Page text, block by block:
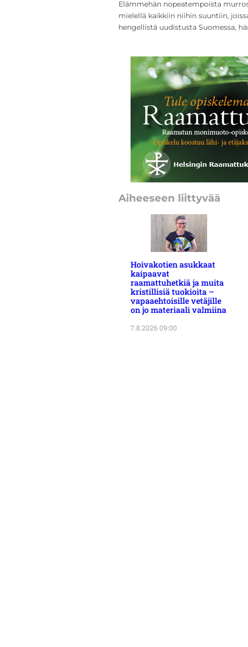
Elämmehän nopeatempoista
mielellä kaikkiin niihin suuntiin,
hengellistä uudistusta Suomessa,
Aiheeseen liittyvää
Hoivakotien asukkaat
kaipaavat
raamattuhetkiä ja muita
kristillisiä tuokioita –
vapaaehtoisille vetäjille
on jo materiaali valmiina
7.8.2026 09:00